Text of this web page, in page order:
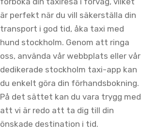
är perfekt när du vill säkerställa din
transport i god tid, åka taxi med
hund stockholm. Genom att ringa
oss, använda vår webbplats eller vår
dedikerade stockholm taxi-app kan
du enkelt göra din förhandsbokning.
På det sättet kan du vara trygg med
att vi är redo att ta dig till din
önskade destination i tid.